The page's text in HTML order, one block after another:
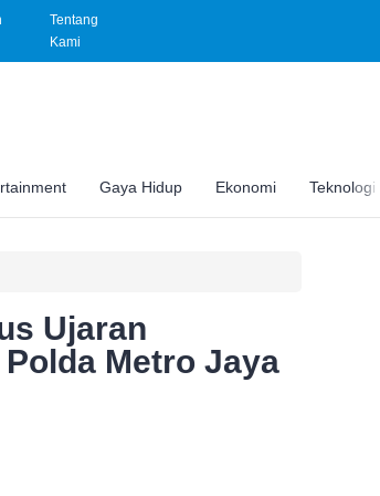
Tentang
Kami
Gaya Hidup Ekonomi Teknologi
Ujaran
Metro Jaya